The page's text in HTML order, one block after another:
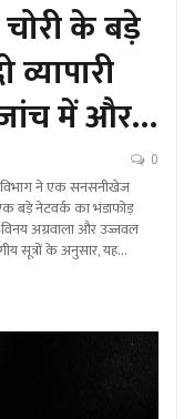
के बड़े
जांच में और…
0
विभाग ने एक सनसनीखेज
बड़े नेटवर्क का भंडाफोड़
अग्रवाला और उज्जवल
सूत्रों के अनुसार, यह…